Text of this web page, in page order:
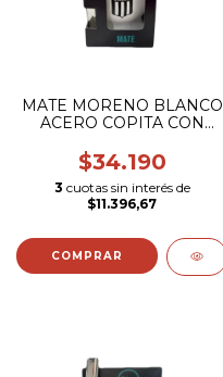
MATE MORENO BLANCO
ACERO COPITA CON
COLOR)
$34.190
3 cuotas sin interés de
$11.396,67